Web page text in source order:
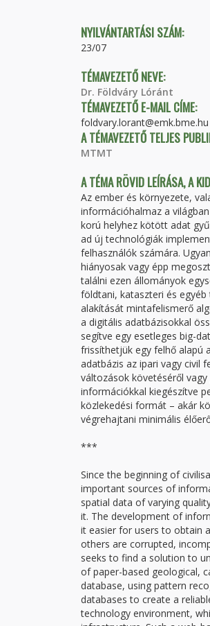
NYILVÁNTARTÁSI SZÁM:
23/07
TÉMAVEZETŐ NEVE:
Dr. Földváry Lóránt
TÉMAVEZETŐ E-MAIL CÍME:
foldvary.lorant@emk.bme.hu
A TÉMAVEZETŐ TELJES
MTMT
A TÉMA RÖVID LEÍRÁSA, A
Az ember és környezete,
információhalmaz a
korú helyhez kötött adat
ad új technológiák
felhasználók számára.
hiányosak vagy épp
találni ezen állományok
földtani, kataszteri és
alakítását mintafelismerő
a digitális adatbázisokkal
segítve egy esetleges big-
frissíthetjük egy felhő alapú
adatbázis az ipari vagy civil
változások követéséről
információkkal kiegészítve
közlekedési formát – akár
végrehajtani minimális
***
Since the beginning of
important sources of
spatial data of varying
it. The development of
it easier for users to obtain
others are corrupted,
seeks to find a solution to
of paper-based geological,
database, using pattern
databases to create a
technology environment,